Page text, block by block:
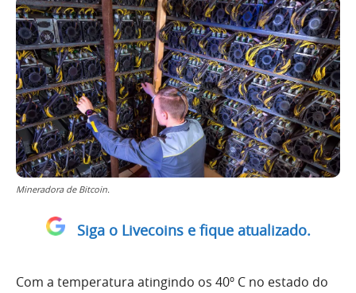
Mineradora de Bitcoin.
Siga o Livecoins e fique atualizado.
Com a temperatura atingindo os 40º C no estado do